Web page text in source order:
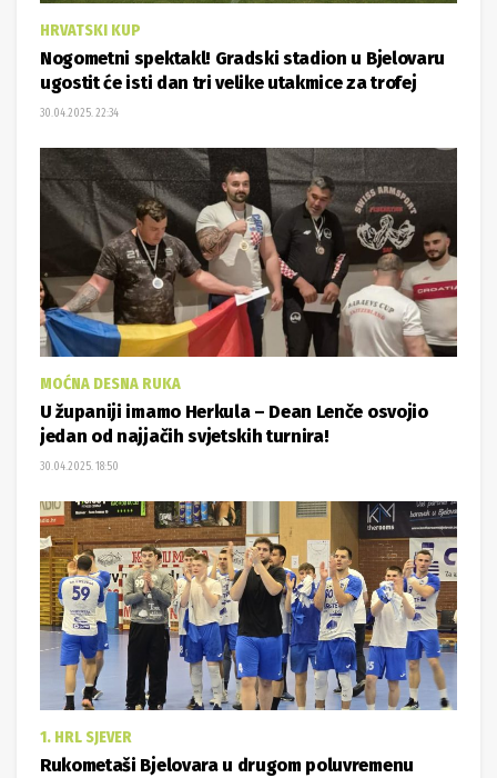
HRVATSKI KUP
Nogometni spektakl! Gradski stadion u Bjelovaru
ugostit će isti dan tri velike utakmice za trofej
30.04.2025. 22:34
MOĆNA DESNA RUKA
U županiji imamo Herkula – Dean Lenče osvojio
jedan od najjačih svjetskih turnira!
30.04.2025. 18:50
1. HRL SJEVER
Rukometaši Bjelovara u drugom poluvremenu